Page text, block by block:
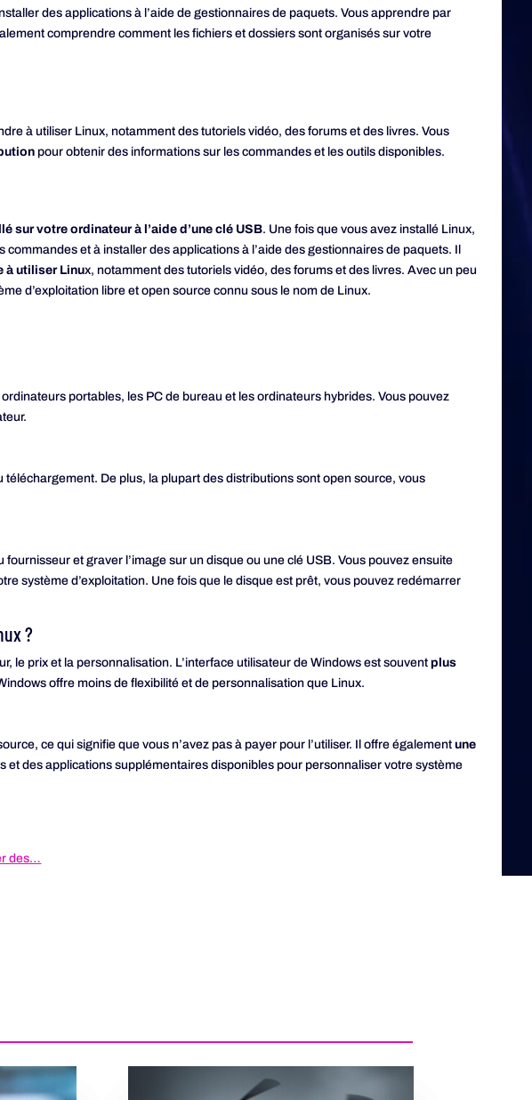
des applications à l’aide de gestionnaires de paquets. Vous apprendre par
comprendre comment les fichiers et dossiers sont organisés sur votre
à utiliser Linux, notamment des tutoriels vidéo, des forums et des livres. Vous
pour obtenir des informations sur les commandes et les outils disponibles.
sur votre ordinateur à l’aide d’une clé USB. Une fois que vous avez installé Linux,
et à installer des applications à l’aide des gestionnaires de paquets. Il
à utiliser Linux, notamment des tutoriels vidéo, des forums et des livres. Avec un peu
d’exploitation libre et open source connu sous le nom de Linux.
portables, les PC de bureau et les ordinateurs hybrides. Vous pouvez
De plus, la plupart des distributions sont open source, vous
et graver l’image sur un disque ou une clé USB. Vous pouvez ensuite
système d’exploitation. Une fois que le disque est prêt, vous pouvez redémarrer
?
le prix et la personnalisation. L’interface utilisateur de Windows est souventplus
offre moins de flexibilité et de personnalisation que Linux.
ce qui signifie que vous n’avez pas à payer pour l’utiliser. Il offre égalementune
et des applications supplémentaires disponibles pour personnaliser votre système
des…